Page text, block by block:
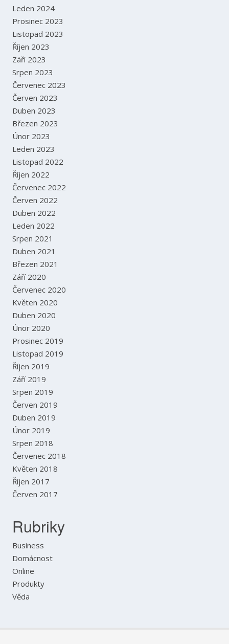
Leden 2024
Prosinec 2023
Listopad 2023
Říjen 2023
Září 2023
Srpen 2023
Červenec 2023
Červen 2023
Duben 2023
Březen 2023
Únor 2023
Leden 2023
Listopad 2022
Říjen 2022
Červenec 2022
Červen 2022
Duben 2022
Leden 2022
Srpen 2021
Duben 2021
Březen 2021
Září 2020
Červenec 2020
Květen 2020
Duben 2020
Únor 2020
Prosinec 2019
Listopad 2019
Říjen 2019
Září 2019
Srpen 2019
Červen 2019
Duben 2019
Únor 2019
Srpen 2018
Červenec 2018
Květen 2018
Říjen 2017
Červen 2017
Rubriky
Business
Domácnost
Online
Produkty
Věda